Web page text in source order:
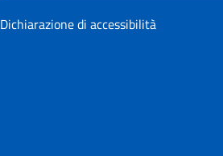
Dichiarazione di accessibilità